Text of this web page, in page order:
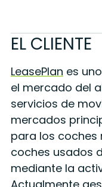
EL CLIENTE
LeasePlan es
el mercado del
servicios de
mercados
para los coches
coches usados
mediante la